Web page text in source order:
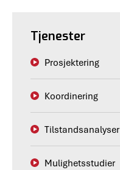
Tjenester
Prosjektering
Koordinering
Tilstandsanalyser
Mulighetsstudier